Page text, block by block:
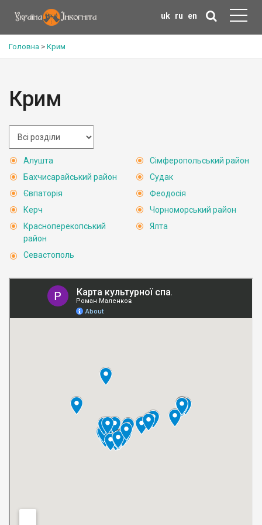
uk ru en
Головна > Крим
Крим
Алушта
Бахчисарайський район
Євпаторія
Керч
Красноперекопський
район
Севастополь
Сімферопольський район
Судак
Феодосія
Чорноморський район
Ялта